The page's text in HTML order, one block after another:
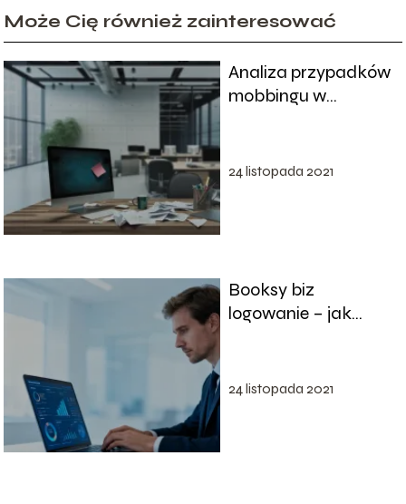
Może Cię również zainteresować
Analiza przypadków
mobbingu w
zapobieganie
24 listopada 2021
Booksy biz
logowanie – jak
24 listopada 2021